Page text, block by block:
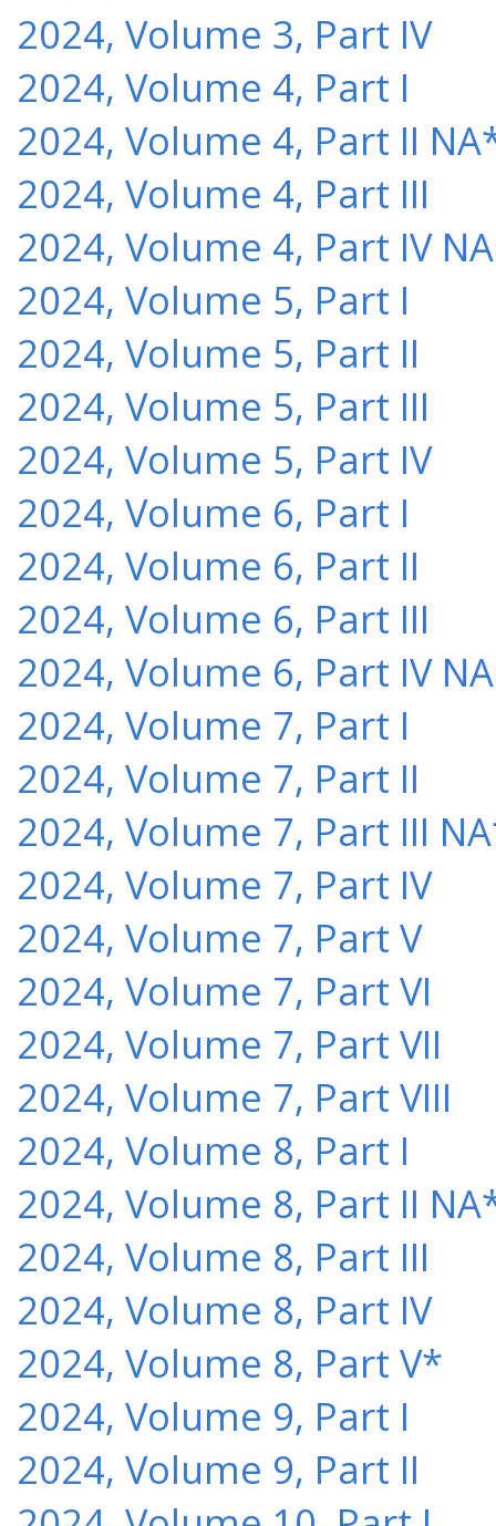
2024, Volume 3, Part IV
2024, Volume 4, Part I
2024, Volume 4, Part II
2024, Volume 4, Part III
2024, Volume 4, Part IV NA
2024, Volume 5, Part I
2024, Volume 5, Part II
2024, Volume 5, Part III
2024, Volume 5, Part IV
2024, Volume 6, Part I
2024, Volume 6, Part II
2024, Volume 6, Part III
2024, Volume 6, Part IV NA
2024, Volume 7, Part I
2024, Volume 7, Part II
2024, Volume 7, Part III
2024, Volume 7, Part IV
2024, Volume 7, Part V
2024, Volume 7, Part VI
2024, Volume 7, Part VII
2024, Volume 7, Part VIII
2024, Volume 8, Part I
2024, Volume 8, Part II
2024, Volume 8, Part III
2024, Volume 8, Part IV
2024, Volume 8, Part V*
2024, Volume 9, Part I
2024, Volume 9, Part II